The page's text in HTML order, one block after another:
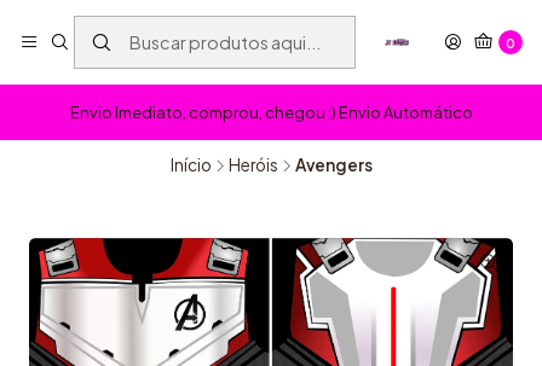
0
Envio Imediato, comprou, chegou :) Envio Automático
Início Heróis Avengers